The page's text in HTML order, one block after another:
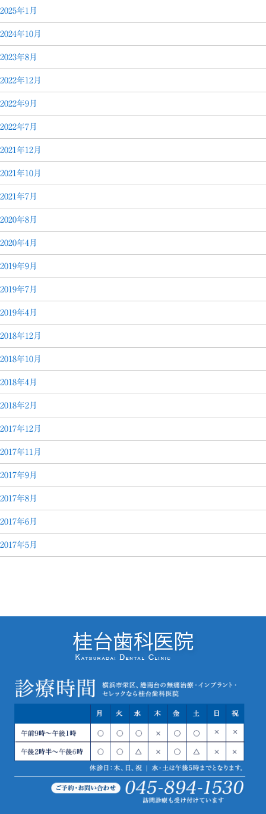
2025年1月
2024年10月
2023年8月
2022年12月
2022年9月
2022年7月
2021年12月
2021年10月
2021年7月
2020年8月
2020年4月
2019年9月
2019年7月
2019年4月
2018年12月
2018年10月
2018年4月
2018年2月
2017年12月
2017年11月
2017年9月
2017年8月
2017年6月
2017年5月